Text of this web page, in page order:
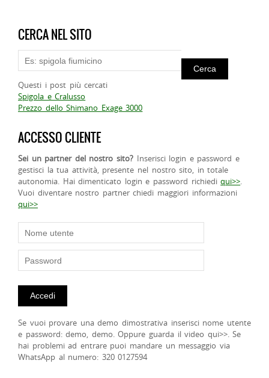
CERCA NEL SITO
Questi i post più cercati
Spigola e Cralusso
Prezzo dello Shimano Exage 3000
ACCESSO CLIENTE
Sei un partner del nostro sito? Inserisci login e password e
gestisci la tua attività, presente nel nostro sito, in totale
autonomia. Hai dimenticato login e password richiediqui>>.
Vuoi diventare nostro partner chiedi maggiori informazioni
qui>>
Se vuoi provare una demo dimostrativa inserisci nome utente
e password: demo, demo. Oppure guarda il video qui>>. Se
hai problemi ad entrare puoi mandare un messaggio via
WhatsApp al numero: 320 0127594